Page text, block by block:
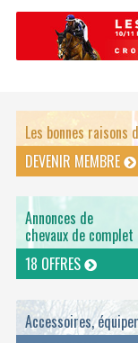
Les bonnes raisons
DEVENIR MEMBRE
Annonces de
chevaux de complet
18 OFFRES
Accessoires,